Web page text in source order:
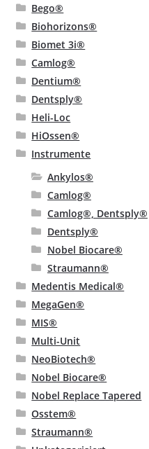
Bego®
Biohorizons®
Biomet 3i®
Camlog®
Dentium®
Dentsply®
Heli-Loc
HiOssen®
Instrumente
Ankylos®
Camlog®
Camlog®, Dentsply®
Dentsply®
Nobel Biocare®
Straumann®
Medentis Medical®
MegaGen®
MIS®
Multi-Unit
NeoBiotech®
Nobel Biocare®
Nobel Replace Tapered
Osstem®
Straumann®